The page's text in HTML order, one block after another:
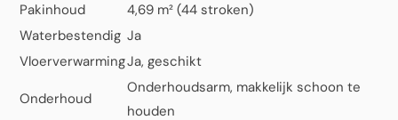
Pakinhoud
4,69 m² (44 stroken)
Waterbestendig Ja
VloerverwarmingJa, geschikt
Onderhoud
Onderhoudsarm, makkelijk schoon te
houden